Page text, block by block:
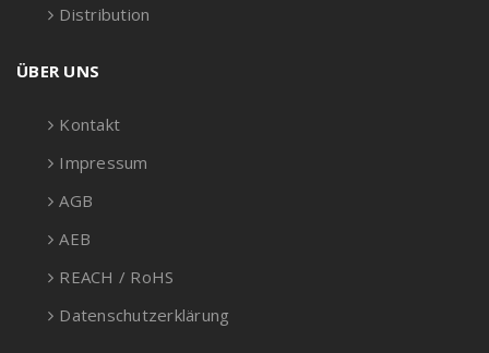
Distribution
ÜBER UNS
Kontakt
Impressum
AGB
AEB
REACH / RoHS
Datenschutzerklärung